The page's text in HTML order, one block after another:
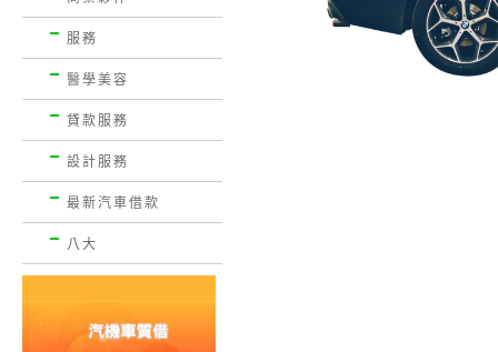
服務
醫學美容
貸款服務
設計服務
最新汽車借款
八大